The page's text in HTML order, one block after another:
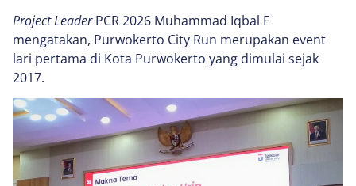
Project LeaderPCR 2026 Muhammad Iqbal F
mengatakan, Purwokerto City Run merupakan event
lari pertama di Kota Purwokerto yang dimulai sejak
2017.